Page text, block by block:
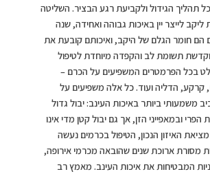
תהליך הגידול ולקביעת רגע הבציר. השליטה
לייצר יין באיכות גבוהה ואחידה, שנה
הם חומר הגלם של היקב, ואיכותם קובעת את
מוקדשת תשומת לב והקפדה מיוחדת לטיפול
בכל הפרמטרים המשפיעים על הכרם –
קרקע, הדליה ועוד. כל אלה משפיעים על
משמעותי ביותר באיכות העינב: יבול גדול
ובמאפייני הזן, אך גם יבול קטן מדי אינו
האיזון הנכון, הטיפול בכרמים נעשה
מסורת ארוכת שנים שהובאה מכרמי אירופה,
המבטיחות את איכות העינב. מאמץ רב